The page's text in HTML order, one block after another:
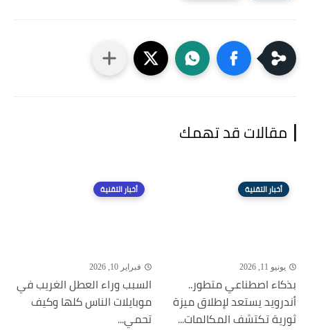
مقالات قد تهمك
أخبار التقنية
يونيو 11, 2026
بذكاء اصطناعي متطور..
أندرويد يستعد لإطلاق ميزة
ثورية تكتشف المكالمات...
أخبار التقنية
فبراير 10, 2026
السبب وراء العطل الغريب في
موبايلات الناس كلها وكيف
تحمي...